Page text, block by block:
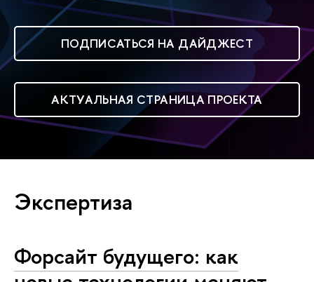
ПОДПИСАТЬСЯ НА ДАЙДЖЕСТ
АКТУАЛЬНАЯ СТРАНИЦА ПРОЕКТА
Экспертиза
Форсайт будущего: как